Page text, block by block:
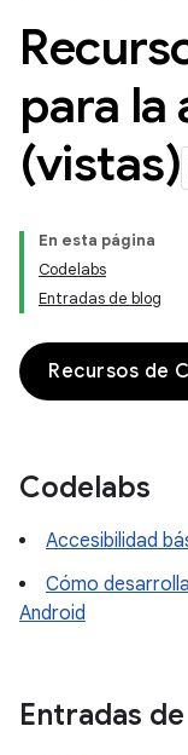
para la
(vistas)
En esta página
Codelabs
Entradas de blog
Codelabs
Accesibilidad
Cómo
Android
Entradas